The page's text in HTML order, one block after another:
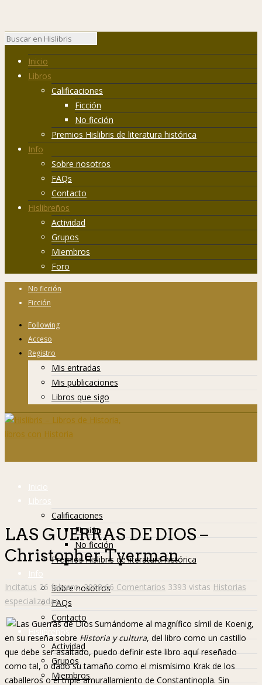
Inicio
Libros
Calificaciones
Ficción
No ficción
Premios Hislibris de literatura histórica
Info
Sobre nosotros
FAQs
Contacto
Hislibreños
Actividad
Grupos
Miembros
Foro
No ficción
Ficción
Following
Acceso
Registro
Mis entradas
Mis publicaciones
Libros que sigo
Inicio
Libros
Calificaciones
Ficción
No ficción
Premios Hislibris de literatura histórica
Info
Sobre nosotros
FAQs
Contacto
Hislibreños
Actividad
Grupos
Miembros
LAS GUERRAS DE DIOS –
Christopher Tyerman
Incitatus 26 febrero, 2008 66 Comentarios 3393 vistas Historias
especializadas
Sumándome al magnífico símil de Koenig,
en su reseña sobre Historia y cultura, del libro como un castillo
que debe ser asaltado, puedo definir este libro aquí reseñado
como tal, o dado su tamaño como el mismísimo Krak de los
caballeros o el triple amurallamiento de Constantinopla. Sin